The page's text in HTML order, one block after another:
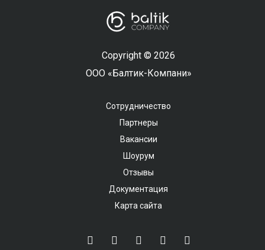
Copyright © 2026
ООО «Балтик-Компани»
Сотрудничество
Партнеры
Вакансии
Шоурум
Отзывы
Документация
Карта сайта